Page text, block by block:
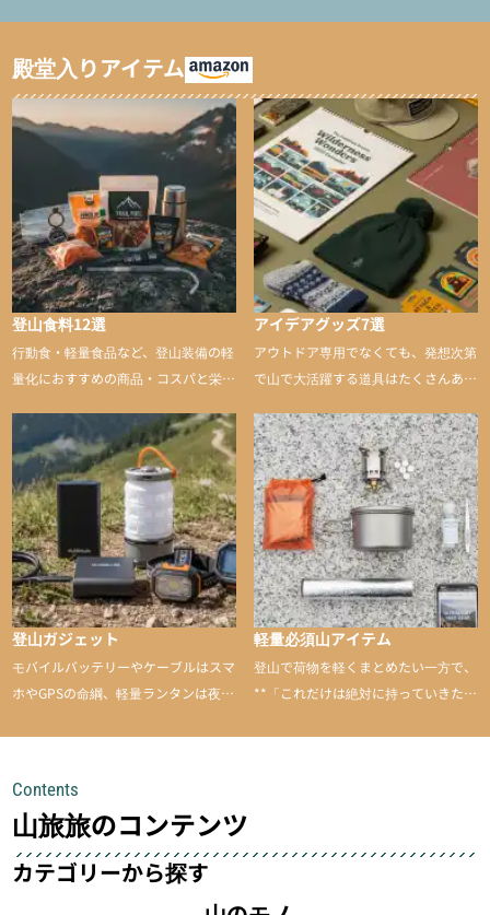
殿堂入りアイテム
登山食料12選
行動食・軽量食品など、登山装備の軽
量化におすすめの商品・コスパと栄養
アイデアグッズ7選
アウトドア専用でなくても、発想次第
で山で大活躍する道具はたくさんあり
山に持ち込むと快適性や安心感をグッ
と引き上げてくれる――そんな意外性
のあるアイテムを紹介
登山ガジェット
モバイルバッテリーやケーブルはスマ
ホやGPSの命綱、軽量ランタンは夜間
して安全にしてくれます
軽量必須山アイテム
登山で荷物を軽くまとめたい一方で、
**「これだけは絶対に持っていきた
Contents
山旅旅のコンテンツ
カテゴリーから探す